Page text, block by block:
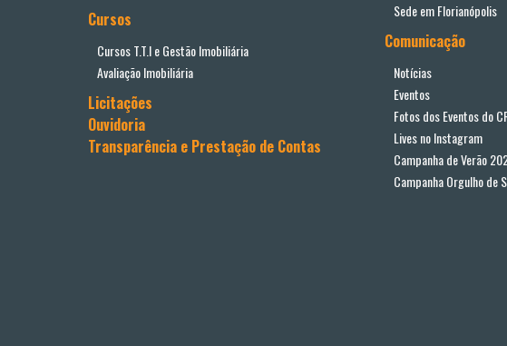
Cursos
Cursos T.T.I e Gestão Imobiliária
Avaliação Imobiliária
Licitações
Ouvidoria
Transparência e Prestação de Contas
Sede em Florianópolis
Comunicação
Notícias
Eventos
Fotos dos Eventos do
Lives no Instagram
Campanha de Verão
Campanha Orgulho de